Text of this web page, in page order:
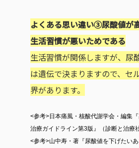
よくある思い違い③尿酸値が
生活習慣が悪いためである
生活習慣が関係しますが、尿
は遺伝で決まりますので、セ
界があります。
<参考>日本痛風・核酸代謝学会・編集
治療ガイドライン第3版』（診断と治療社
<参考>山中寿・著『尿酸値を下げたい